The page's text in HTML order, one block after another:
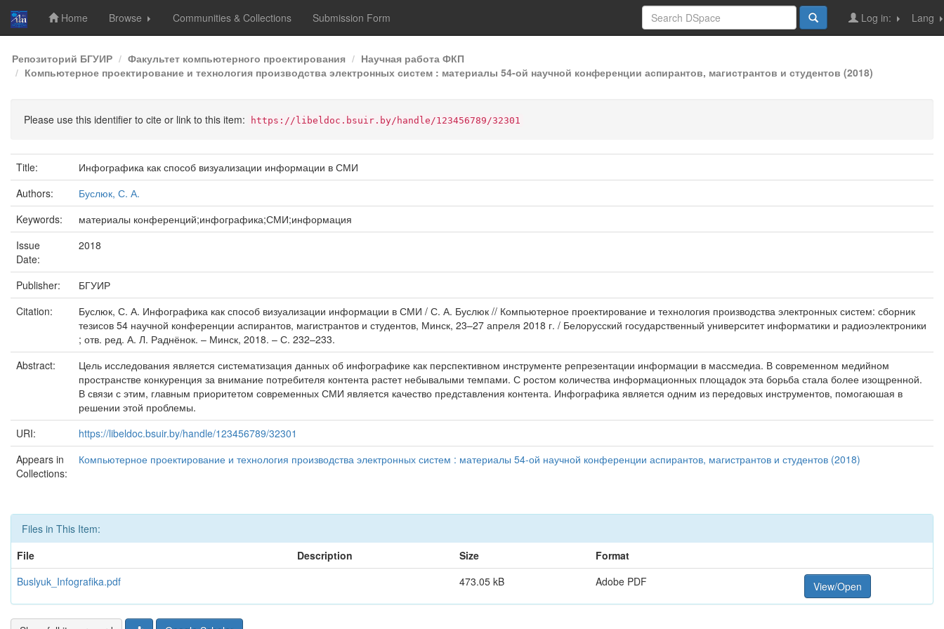
Skip
navigation
Home Browse Communities & Collections Submission Form Lang
Log in:
Репозиторий БГУИР Факультет компьютерного проектирования
Научная работа ФКП
Компьютерное проектирование и технология производства электронных систем : материалы 54-ой научной конференции аспирантов, магистрантов и студентов (2018)
Please use this identifier to cite or link to this item: https://libeldoc.bsuir.by/handle/123456789/32301
Title:
Инфографика как способ визуализации информации в СМИ
Authors:
Буслюк, С. А.
Keywords:
материалы конференций;инфографика;СМИ;информация
Issue
Date:
2018
Publisher:
БГУИР
Citation:
Буслюк, С. А. Инфографика как способ визуализации информации в СМИ / С. А. Буслюк // Компьютерное проектирование и технология производства электронных систем: сборник
тезисов 54 научной конференции аспирантов, магистрантов и студентов, Минск, 23–27 апреля 2018 г. / Белорусский государственный университет информатики и радиоэлектроники
; отв. ред. А. Л. Раднёнок. – Минск, 2018. – С. 232–233.
Abstract:
Цель исследования является систематизация данных об инфографике как перспективном инструменте репрезентации информации в массмедиа. В современном медийном
пространстве конкуренция за внимание потребителя контента растет небывалыми темпами. С ростом количества информационных площадок эта борьба стала более изощренной.
В связи с этим, главным приоритетом современных СМИ является качество представления контента. Инфографика является одним из передовых инструментов, помогаюшая в
решении этой проблемы.
URI:
https://libeldoc.bsuir.by/handle/123456789/32301
Appears in
Collections:
Компьютерное проектирование и технология производства электронных систем : материалы 54-ой научной конференции аспирантов, магистрантов и студентов (2018)
Files in This Item:
File
Description Size
Format
Buslyuk_Infografika.pdf
473.05 kB Adobe PDF View/Open